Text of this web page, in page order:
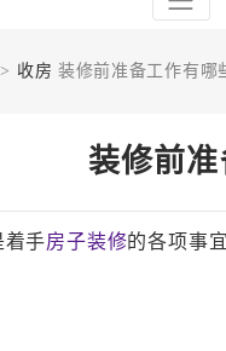
> 收房 装修前准备工作有哪
装修前
着手房子装修的各项事